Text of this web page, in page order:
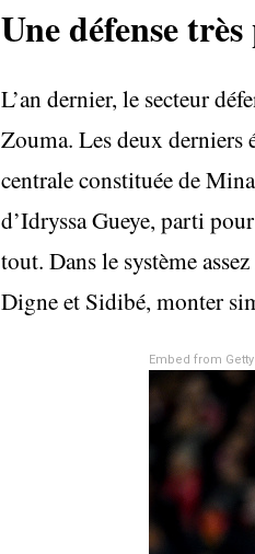
Une défense
L’an dernier, le secteur
Zouma. Les deux derniers
centrale constituée de
d’Idryssa Gueye, parti
tout. Dans le système
Digne et Sidibé, monter
Embed from